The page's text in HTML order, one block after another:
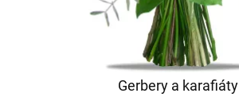
Gerbery a karafiáty